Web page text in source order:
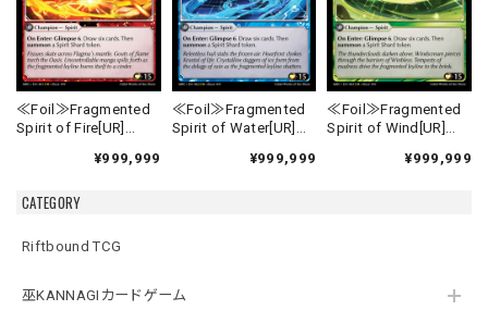
CATEGORY
Riftbound TCG
巫KANNAGIカードゲーム
≪Foil≫Fragmented
Spirit of Fire[UR]
¥999,999
≪Foil≫Fragmented
Spirit of Water[UR]
¥999,999
≪Foil≫Fragmented
Spirit of Wind[UR]
¥999,999